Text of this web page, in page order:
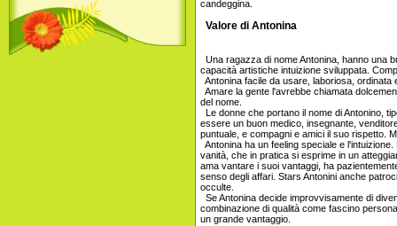
candeggina.
Valore di Antonina
Una ragazza di nome Antonina, hanno una
capacità artistiche intuizione sviluppata.
Antonina facile da usare, laboriosa, ordinata
Amare la gente l'avrebbe chiamata
del nome.
Le donne che portano il nome di Antonino,
essere un buon medico, insegnante,
puntuale, e compagni e amici il suo rispetto.
Antonina ha un feeling speciale e
vanità, che in pratica si esprime in un
ama vantare i suoi vantaggi, ha
senso degli affari. Stars Antonini anche
occulte.
Se Antonina decide improvvisamente di
combinazione di qualità come fascino
un grande vantaggio.